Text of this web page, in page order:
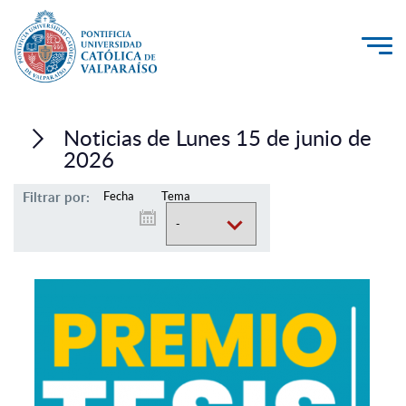
Investigación, Creación e Innovación
Vinculación con el Medio
Admisión
Pregrado
Formación Continua
Noticias de Lunes 15 de junio de
2026
Filtrar por: Fecha Tema